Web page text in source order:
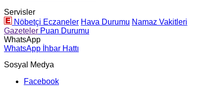
Servisler
Nöbetçi Eczaneler Hava Durumu Namaz Vakitleri
Gazeteler Puan Durumu
WhatsApp
WhatsApp İhbar Hattı
Sosyal Medya
Facebook